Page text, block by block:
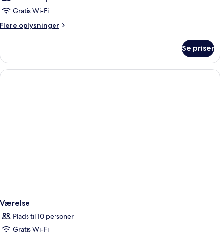
Gratis Wi-Fi
Flere oplysninger
Flere
Se priser
Værelse
Plads til 10 personer
Gratis Wi-Fi